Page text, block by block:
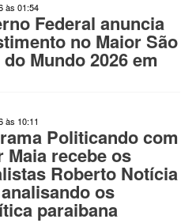
às 01:54
Federal anuncia
no Maior São
Mundo 2026 em
às 10:11
Politicando com
Maia recebe os
Roberto Notícia
os
paraibana